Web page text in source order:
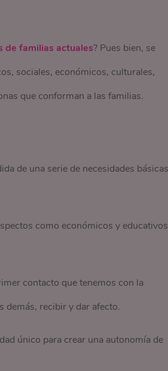
de familias actuales? Pues bien, se
sociales, económicos, culturales,
que conforman a las familias.
de una serie de necesidades básicas
como económicos y educativos
contacto que tenemos con la
demás, recibir y dar afecto.
único para crear una autonomía de